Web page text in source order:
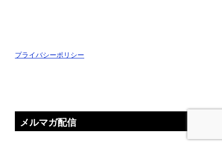
プライバシーポリシー
メルマガ配信